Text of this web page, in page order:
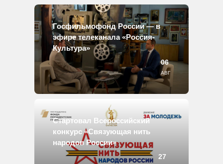
Госфильмофонд России — в
эфире телеканала «Россия-
Культура»
06
АВГ
Стартовал Всероссийский
конкурс «Связующая нить
народов России»
27